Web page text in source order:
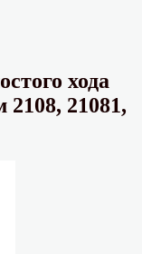
хода
2108, 21081,